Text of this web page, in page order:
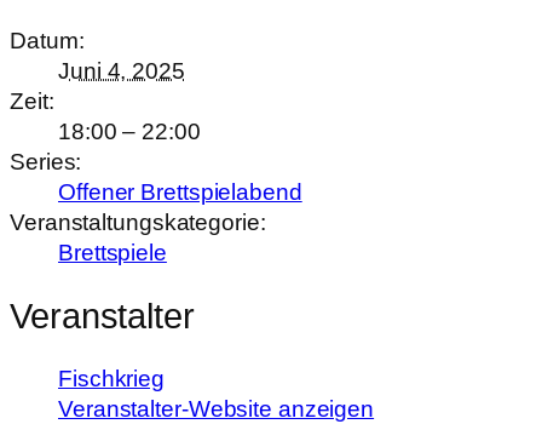
Datum:
Juni 4, 2025
Zeit:
18:00 – 22:00
Series:
Offener Brettspielabend
Veranstaltungskategorie:
Brettspiele
Veranstalter
Fischkrieg
Veranstalter-Website anzeigen